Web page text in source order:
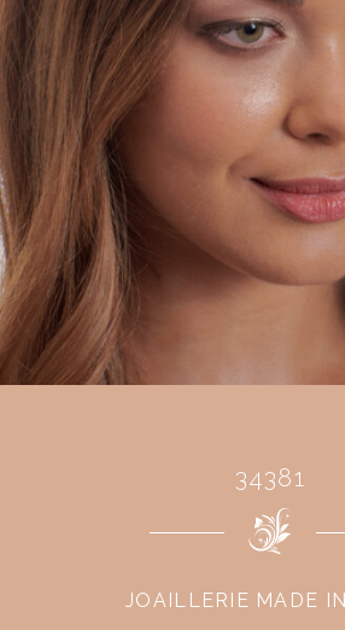
34381
JOAILLERIE MADE